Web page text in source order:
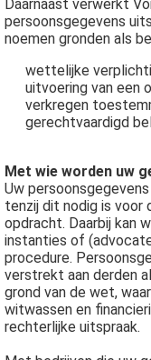
Daarnaast verwerkt
persoonsgegevens
noemen gronden als
wettelijke
uitvoering van een
verkregen
gerechtvaardigd
Met wie worden uw
Uw
tenzij dit nodig is voor
opdracht. Daarbij kan
instanties of
procedure.
verstrekt aan derden
grond van de wet,
witwassen en
rechterlijke uitspraak.